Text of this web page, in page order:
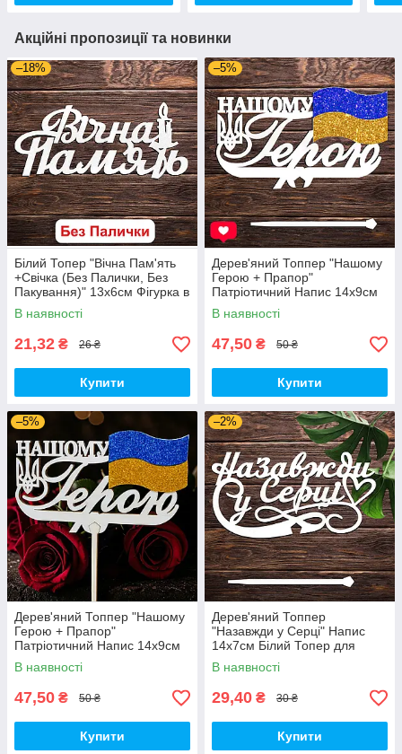
Акційні пропозиції та новинки
–18%
Білий Топер "Вічна Пам'ять
+Свічка (Без Палички, Без
Пакування)" 13х6см Фігурка в
Букет Квіти Напис для Торта
з ЛДВП Військовому
В наявності
21,32 ₴ 26 ₴
Купити
–5%
Дерев'яний Топпер "Нашому
Герою + Прапор"
Патріотичний Напис 14х9см
Білий Топер для Торта, у
Букет Квіти Фігурка Захиснику
України
В наявності
47,50 ₴ 50 ₴
Купити
–5%
Дерев'яний Топпер "Нашому
Герою + Прапор"
Патріотичний Напис 14х9см
Білий Топер для Торта, у
Букет Квіти Фігурка Захиснику
України
В наявності
47,50 ₴ 50 ₴
Купити
–2%
Дерев'яний Топпер
"Назавжди у Серці" Напис
14х7см Білий Топер для
Торта, у Букет Квіти Фігурка
Захиснику
В наявності
29,40 ₴ 30 ₴
Купити